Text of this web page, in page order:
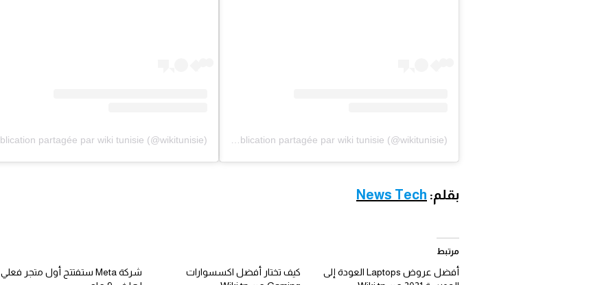
بقلم: News Tech
مرتبط
أفضل عروض Laptops العودة إلى
كيف تختار أفضل اكسسوارات
شركة Meta ستفتتح أول متجر فعلي